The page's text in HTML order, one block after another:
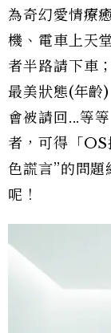
為奇幻愛情療
機、電車上天
者半路請下車
最美狀態(年齡
會被請回...等
者，可得「OS
色謊言”的問
呢！